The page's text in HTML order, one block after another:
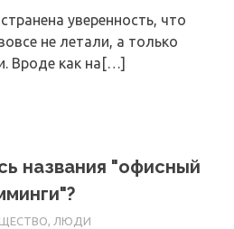
уверенность, что
не летали, а только
Вроде как на[…]
названия "офисный
ЛЮДИ